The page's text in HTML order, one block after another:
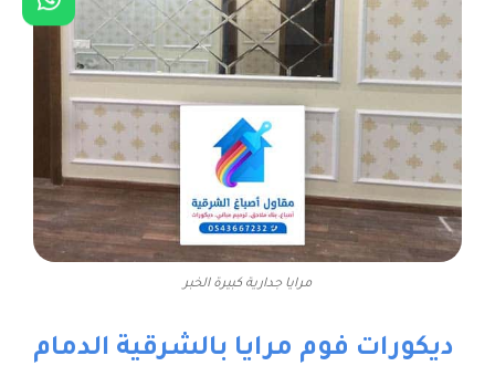
مرايا جدارية كبيرة الخبر
ديكورات فوم مرايا بالشرقية الدمام